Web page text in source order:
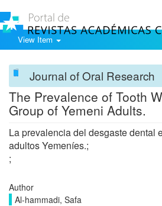
View Item
Journal of Oral Research
The Prevalence of Tooth
Group of Yemeni Adults.
La prevalencia del desgaste dental
adultos Yemeníes.;
;
Author
Al-hammadi, Safa